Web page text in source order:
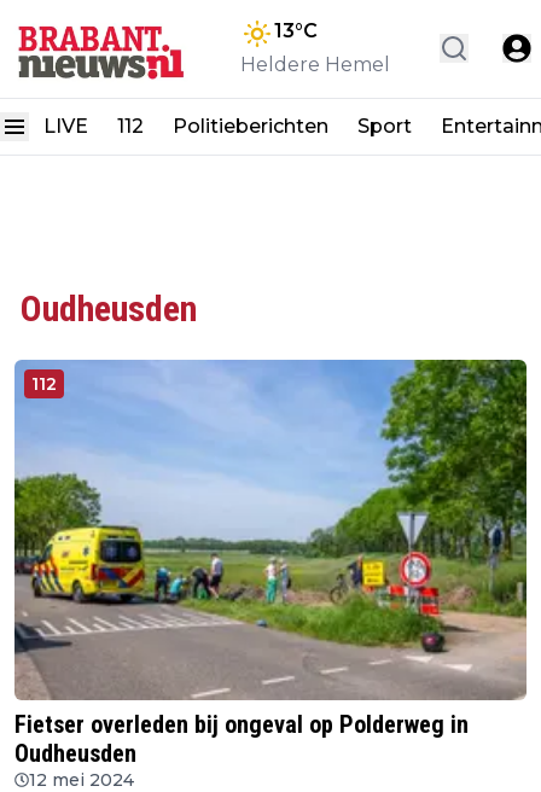
13°C
Heldere Hemel
LIVE 112 Politieberichten Sport
Oudheusden
112
Fietser overleden bij ongeval op Polderweg in
Oudheusden
12 mei 2024